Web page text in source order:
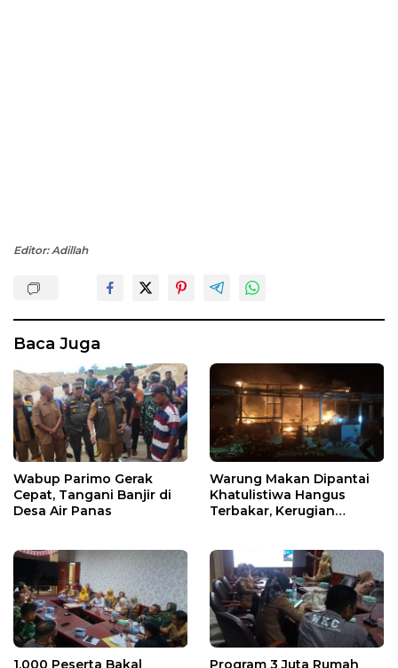
Editor: Adillah
Baca Juga
Wabup Parimo Gerak
Cepat, Tangani Banjir di
Desa Air Panas
Warung Makan Dipantai
Khatulistiwa Hangus
Terbakar, Kerugian
1.000 Peserta Bakal
Program 3 Juta Rumah